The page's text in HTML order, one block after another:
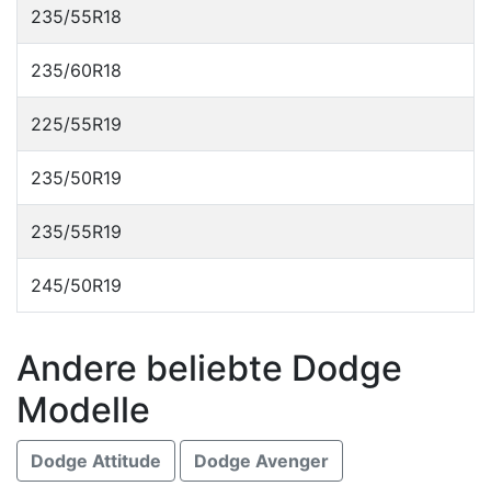
235/55R18
235/60R18
225/55R19
235/50R19
235/55R19
245/50R19
Andere beliebte Dodge
Modelle
Dodge Attitude Dodge Avenger